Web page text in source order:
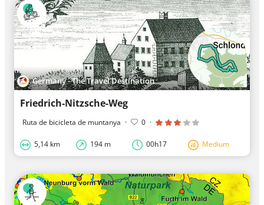
Germany - The Travel Destination
Friedrich-Nitzsche-Weg
Ruta de bicicleta de muntanya · 0 ·
5,14 km 194 m 00h17 Medium